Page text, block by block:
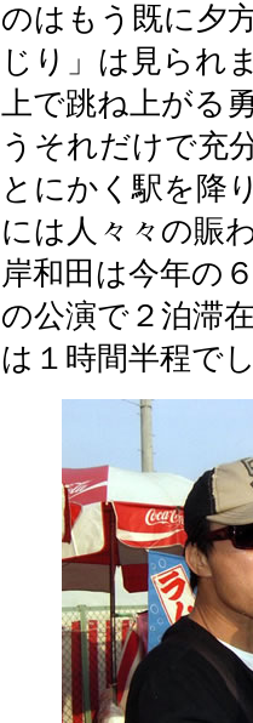
のはもう既に夕
じり」は見られ
上で跳ね上がる
うそれだけで充
とにかく駅を降
には人々々の賑
岸和田は今年の
の公演で２泊滞
は１時間半程で